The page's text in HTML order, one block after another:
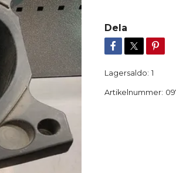
Dela
Lagersaldo: 1
Artikelnummer: